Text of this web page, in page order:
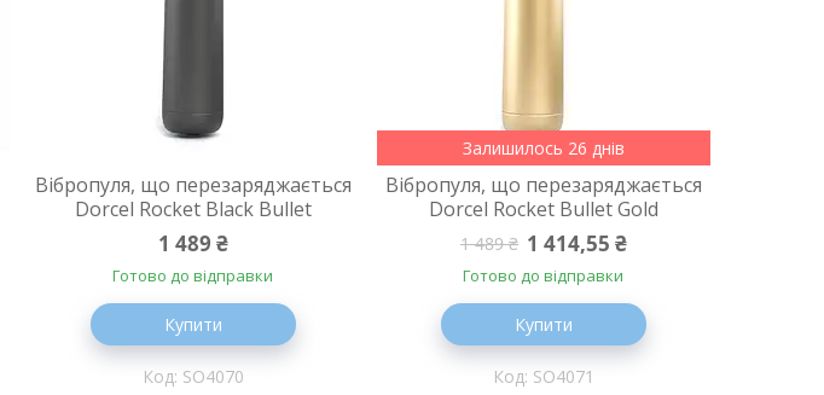
Вібропуля, що перезаряджається
Dorcel Rocket Black Bullet
1 489 ₴
Готово до відправки
Купити
SO4070
Залишилось 26 днів
Вібропуля, що перезаряджається
Dorcel Rocket Bullet Gold
1 489 ₴ 1 414,55 ₴
Готово до відправки
Купити
SO4071